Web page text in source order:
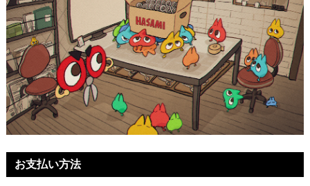
お支払い方法